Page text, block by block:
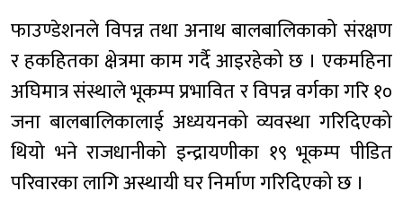
फाउण्डेशनले विपन्न तथा अनाथ बालबालिकाको संरक्षण
र हकहितका क्षेत्रमा काम गर्दै आइरहेको छ । एकमहिना
अघिमात्र संस्थाले भूकम्प प्रभावित र विपन्न वर्गका गरि १०
जना बालबालिकालाई अध्ययनको व्यवस्था गरिदिएको
थियो भने राजधानीको इन्द्रायणीका १९ भूकम्प पीडित
परिवारका लागि अस्थायी घर निर्माण गरिदिएको छ ।